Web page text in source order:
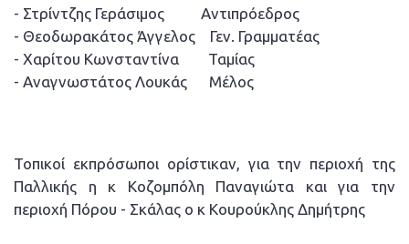
- Στρίντζης Γεράσιμος Αντιπρόεδρος
- Θεοδωρακάτος Άγγελος Γεν. Γραμματέας
- Χαρίτου Κωνσταντίνα Ταμίας
- Αναγνωστάτος Λουκάς Μέλος
Τοπικοί εκπρόσωποι ορίστικαν, για την περιοχή της
Παλλικής η κ Κοζομπόλη Παναγιώτα και για την
περιοχή Πόρου - Σκάλας ο κ Κουρούκλης Δημήτρης